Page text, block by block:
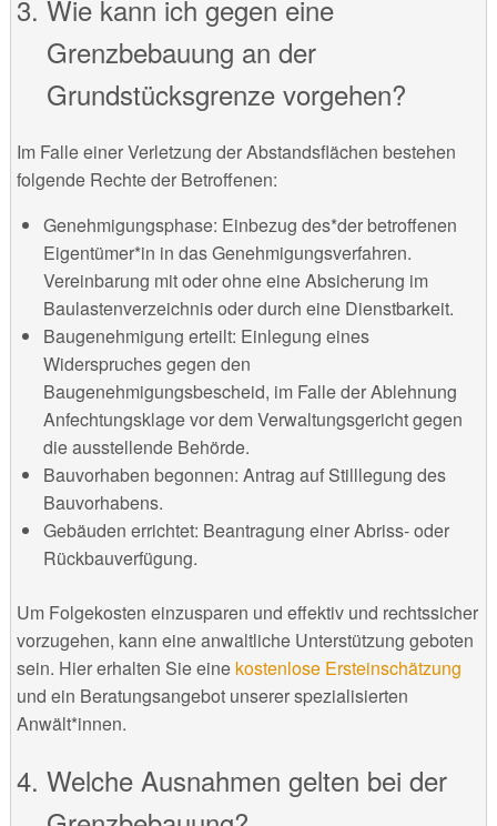
Wie kann ich gegen eine
Grenzbebauung an der
Grundstücksgrenze vorgehen?
Im Falle einer Verletzung der Abstandsflächen bestehen
folgende Rechte der Betroffenen:
Genehmigungsphase: Einbezug des*der betroffenen
Eigentümer*in in das Genehmigungsverfahren.
Vereinbarung mit oder ohne eine Absicherung im
Baulastenverzeichnis oder durch eine Dienstbarkeit.
Baugenehmigung erteilt: Einlegung eines
Widerspruches gegen den
Baugenehmigungsbescheid, im Falle der Ablehnung
Anfechtungsklage vor dem Verwaltungsgericht gegen
die ausstellende Behörde.
Bauvorhaben begonnen: Antrag auf Stilllegung des
Bauvorhabens.
Gebäuden errichtet: Beantragung einer Abriss- oder
Rückbauverfügung.
Um Folgekosten einzusparen und effektiv und rechtssicher
vorzugehen, kann eine anwaltliche Unterstützung geboten
sein. Hier erhalten Sie eine kostenlose Ersteinschätzung
und ein Beratungsangebot unserer spezialisierten
Anwält*innen.
Welche Ausnahmen gelten bei der